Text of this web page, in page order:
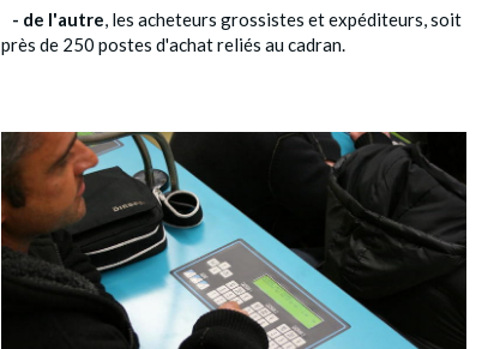
- de l'autre, les acheteurs grossistes et expéditeurs, soit
près de 250 postes d'achat reliés au cadran.